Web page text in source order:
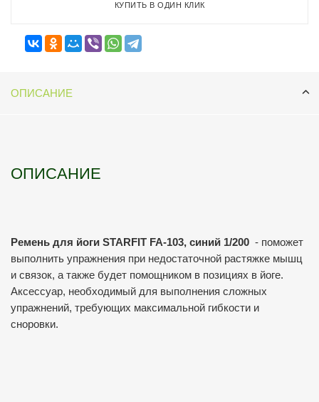
КУПИТЬ В ОДИН КЛИК
ОПИСАНИЕ
ОПИСАНИЕ
Ремень для йоги STARFIT FA-103, синий 1/200 - поможет
выполнить упражнения при недостаточной растяжке мышц
и связок, а также будет помощником в позициях в йоге.
Аксессуар, необходимый для выполнения сложных
упражнений, требующих максимальной гибкости и
сноровки.